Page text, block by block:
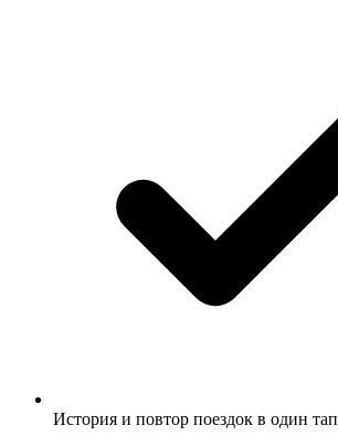
История и повтор поездок в один тап